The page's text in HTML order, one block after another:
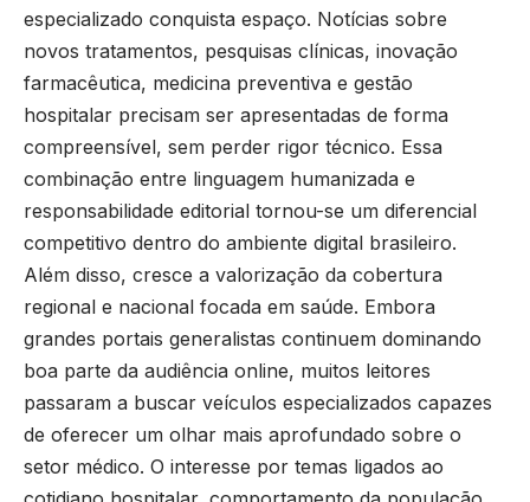
especializado conquista espaço. Notícias sobre
novos tratamentos, pesquisas clínicas, inovação
farmacêutica, medicina preventiva e gestão
hospitalar precisam ser apresentadas de forma
compreensível, sem perder rigor técnico. Essa
combinação entre linguagem humanizada e
responsabilidade editorial tornou-se um diferencial
competitivo dentro do ambiente digital brasileiro.
Além disso, cresce a valorização da cobertura
regional e nacional focada em saúde. Embora
grandes portais generalistas continuem dominando
boa parte da audiência online, muitos leitores
passaram a buscar veículos especializados capazes
de oferecer um olhar mais aprofundado sobre o
setor médico. O interesse por temas ligados ao